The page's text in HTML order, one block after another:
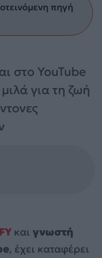
πηγή
στο YouTube
για τη ζωή
FY και γνωστή
, έχει καταφέρει